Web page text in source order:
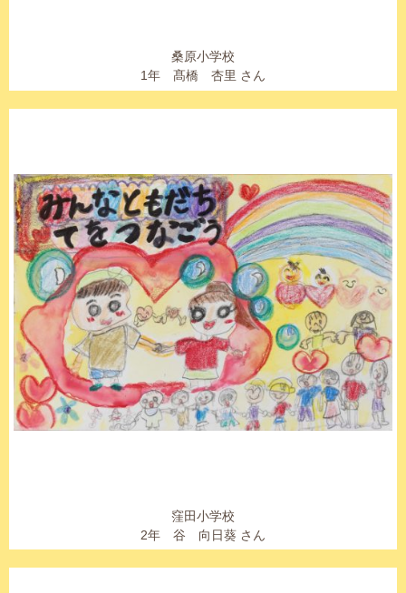
桑原小学校
1年 髙橋 杏里 さん
窪田小学校
2年 谷 向日葵 さん